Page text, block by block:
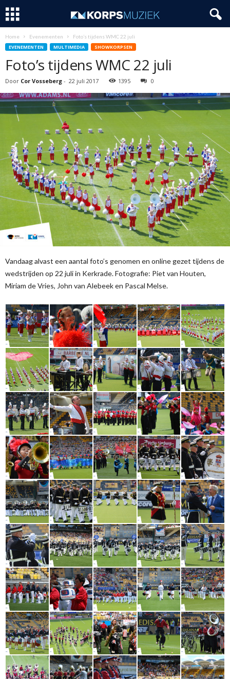
Home Evenementen Foto’s tijdens WMC 22 juli
EVENEMENTEN MULTIMEDIA SHOWKORPSEN
Foto’s tijdens WMC 22 juli
Door Cor Vosseberg - 22 juli 2017 1395 0
Vandaag alvast een aantal foto’s genomen en online gezet tijdens de
wedstrijden op 22 juli in Kerkrade. Fotografie: Piet van Houten,
Miriam de Vries, John van Alebeek en Pascal Melse.